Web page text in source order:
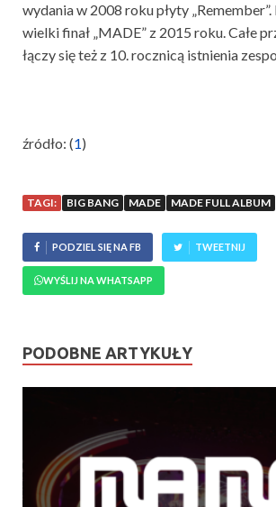
wydania w 2008 roku płyty
wielki finał „MADE” z 2015 roku. Całe
łączy się też z 10. rocznicą istnienia
źródło: (1)
TAGI: BIG BANG MADE MADE FULL ALBUM
PODZIEL SIĘ NA FB TWEETNIJ
WYŚLIJ NA WHATSAPP
PODOBNE ARTYKUŁY